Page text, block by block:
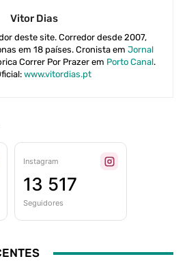
Vitor Dias
deste site. Corredor desde 2007,
em 18 países. Cronista em Jornal
Correr Por Prazer em Porto Canal.
www.vitordias.pt
Instagram
13 517
Seguidores